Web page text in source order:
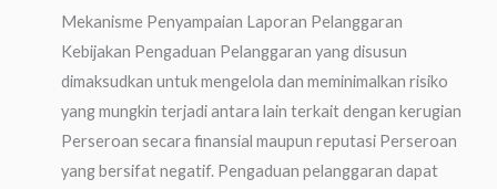
Mekanisme Penyampaian Laporan Pelanggaran
Kebijakan Pengaduan Pelanggaran yang disusun
dimaksudkan untuk mengelola dan meminimalkan risiko
yang mungkin terjadi antara lain terkait dengan kerugian
Perseroan secara finansial maupun reputasi Perseroan
yang bersifat negatif. Pengaduan pelanggaran dapat